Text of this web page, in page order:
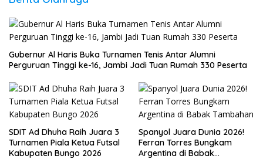
Gubernur Al Haris Buka Turnamen Tenis Antar Alumni
Perguruan Tinggi ke-16, Jambi Jadi Tuan Rumah 330 Peserta
SDIT Ad Dhuha Raih Juara 3
Turnamen Piala Ketua Futsal
Kabupaten Bungo 2026
Spanyol Juara Dunia 2026!
Ferran Torres Bungkam
Argentina di Babak